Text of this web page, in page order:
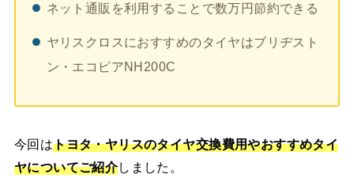
ネット通販を利用することで数万円節約できる
ヤリスクロスにおすすめのタイヤはブリヂスト
ン・エコピアNH200C
今回はトヨタ・ヤリスのタイヤ交換費用やおすすめタイ
ヤについてご紹介しました。